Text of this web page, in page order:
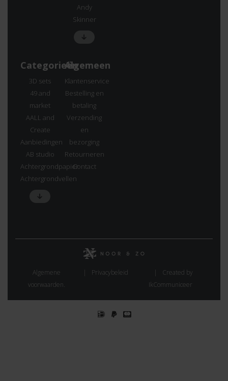
Andy
Skinner
Categorieën
3D sets
49 and
market
AALL and
Create
Aanbiedingen
AB studio
Achtergrondpapier
Achtergrondvellen
Algemeen
Klantenservice
Bestelling en
betaling
Verzending
en
bezorging
Retourneren
Contact
Algemene
voorwaarden.
Privacybeleid
Created by
IkCommuniceer